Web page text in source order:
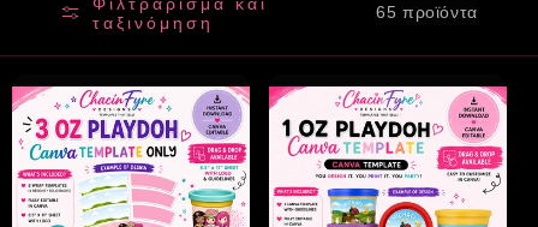
ταξινόμηση
65 προϊόντα